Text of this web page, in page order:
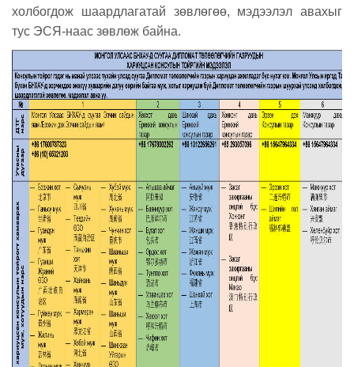
холбогдож шаардлагатай зөвлөгөө, мэдээлэл авахыг
тус ЭСЯ-наас зөвлөж байна.